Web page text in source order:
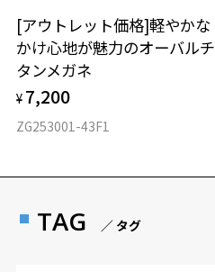
[アウトレット価格]軽やかな
かけ心地が魅力のオーバルチ
タンメガネ
¥ 7,200
ZG253001-43F1
TAG ／ タグ